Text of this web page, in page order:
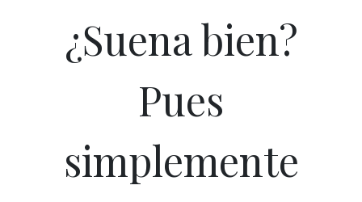
¿Suena bien?
Pues
simplemente